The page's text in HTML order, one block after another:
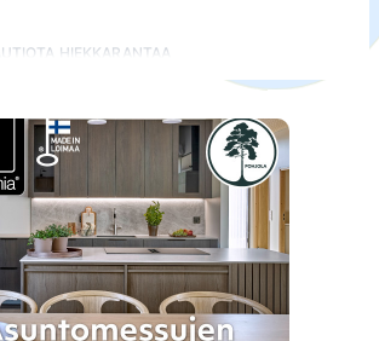
HIEKKARANTAA
HELENA
SUA
ON VAIN NYT